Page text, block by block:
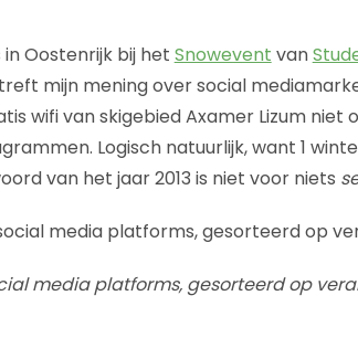
in Oostenrijk bij het Snowevent van
mijn mening over social
wifi van skigebied Axamer Lizum
Logisch natuurlijk, want 1
van het jaar 2013 is niet voor niets
media platforms, gesorteerd op